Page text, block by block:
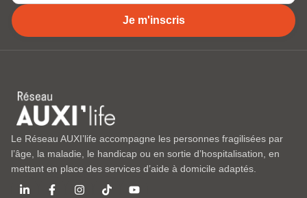
Je m'inscris
Le Réseau AUXI’life accompagne les personnes fragilisées par
l’âge, la maladie, le handicap ou en sortie d’hospitalisation, en
mettant en place des services d’aide à domicile adaptés.